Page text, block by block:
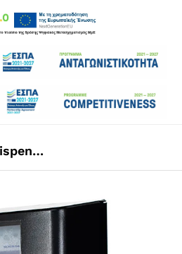
DI IntelliCare Dispens.Hybr.Black